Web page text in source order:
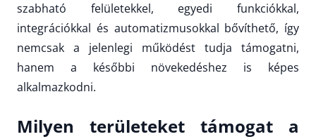
szabható felületekkel, egyedi funkciókkal,
integrációkkal és automatizmusokkal bővíthető, így
nemcsak a jelenlegi működést tudja támogatni,
hanem a későbbi növekedéshez is képes
alkalmazkodni.
Milyen területeket támogat a